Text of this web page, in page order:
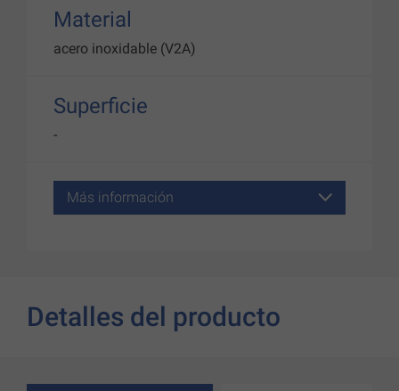
Material
acero inoxidable (V2A)
Superficie
-
Más información
Detalles del producto